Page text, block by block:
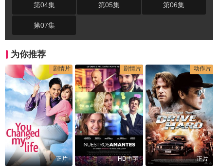
第04集 第05集 第06集
第07集
为你推荐
剧情片
正片
剧情片
HD中字
动作片
正片